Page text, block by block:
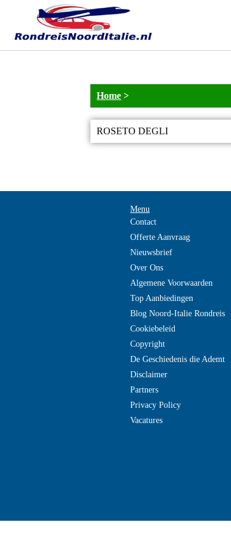
Home >
ROSETO DEGLI
Menu
Contact
Offerte Aanvraag
Nieuwsbrief
Over Ons
Algemene Voorwaarden
Top Aanbiedingen
Blog Noord-Italie Rondreis
Cookiebeleid
Copyright
De Geschiedenis die Ademt
Disclaimer
Partners
Privacy Policy
Vacatures